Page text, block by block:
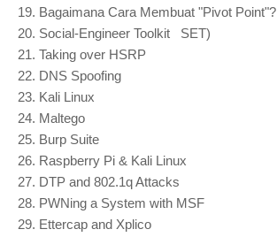
19. Bagaimana Cara Membuat "Pivot Point"?
20. Social-Engineer Toolkit SET)
21. Taking over HSRP
22. DNS Spoofing
23. Kali Linux
24. Maltego
25. Burp Suite
26. Raspberry Pi & Kali Linux
27. DTP and 802.1q Attacks
28. PWNing a System with MSF
29. Ettercap and Xplico